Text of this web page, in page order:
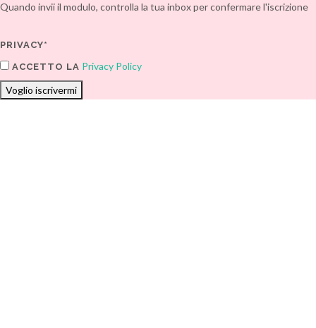
Quando invii il modulo, controlla la tua inbox per confermare l'iscrizione
PRIVACY*
ACCETTO LA Privacy Policy
Voglio iscrivermi